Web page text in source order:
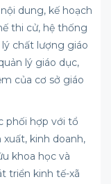
dung, kế hoạch
thi cử, hệ thống
chất lượng giáo
lý giáo dục,
của cơ sở giáo
phối hợp với tổ
kinh doanh,
khoa học và
triển kinh tế-xã